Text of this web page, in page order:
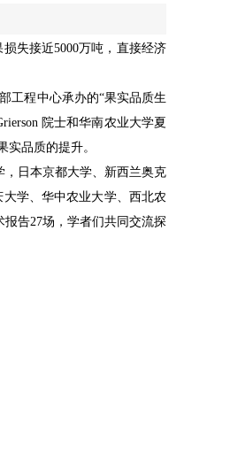
失接近5000万吨，直接经济
工程中心承办的“果实品质生
院士和华南农业大学夏
品质的提升。
日本京都大学、新西兰奥克
学、华中农业大学、西北农
告27场，学者们共同交流探